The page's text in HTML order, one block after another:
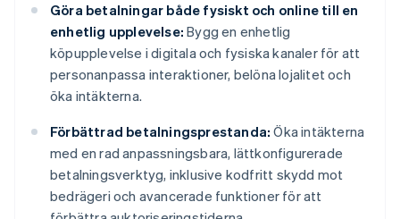
Göra betalningar både fysiskt och online till en
enhetlig upplevelse: Bygg en enhetlig
köpupplevelse i digitala och fysiska kanaler för att
personanpassa interaktioner, belöna lojalitet och
öka intäkterna.
Förbättrad betalningsprestanda: Öka intäkterna
med en rad anpassningsbara, lättkonfigurerade
betalningsverktyg, inklusive kodfritt skydd mot
bedrägeri och avancerade funktioner för att